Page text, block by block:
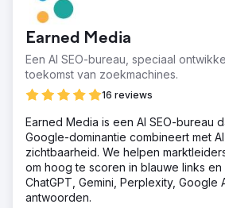
verouderde website en een slechte
aanwezigheid. Ze misten een
met KPI's. Er was een gebrek aan
inbound marketing funnels, met SEO,
marketing die geen echte lead
Oplossing
strategie, tech stack-ontwerp en
gebracht. Hubspot CRM,
analyse en contentmarketing
en SEM-campagnes overgenomen,
en Facebook-marketing
geproduceerd.
Earned Media
Een AI SEO-bureau, speciaal
toekomst van zoekmachines.
16 reviews
Earned Media is een AI SEO-bureau
Google-dominantie combineert met
zichtbaarheid. We helpen
om hoog te scoren in blauwe links en
ChatGPT, Gemini, Perplexity, Google
antwoorden.